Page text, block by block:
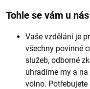
Tohle se vám u
Vaše vzdělání je
všechny povinné
služeb, odborné
uhradíme my a
volno. Potřebujete